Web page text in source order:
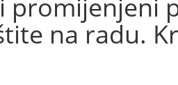
promijenjeni
na radu.